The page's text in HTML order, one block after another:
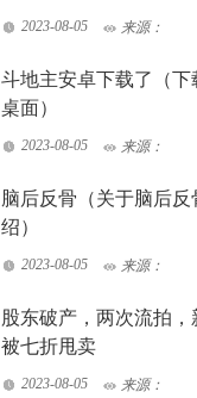
——天心区打造全省营
2023-08-05 来源：
斗地主安卓下载了（下
桌面）
2023-08-05 来源：
脑后反骨（关于脑后
绍）
2023-08-05 来源：
股东破产，两次流拍
被七折甩卖
2023-08-05 来源：